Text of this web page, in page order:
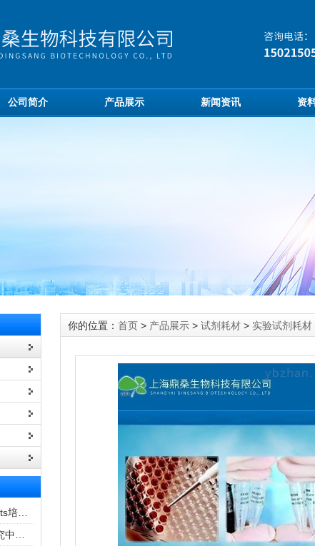
公司简介 产品展示 新闻资讯 资
你的位置： 首页 > 产品展示 > 试剂耗材 > 实验试剂耗材